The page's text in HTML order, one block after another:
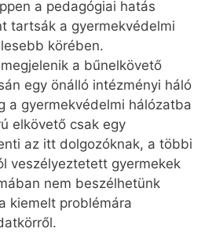
a pedagógiai hatás
tartsák a gyermekvédelmi
körében.
a bűnelkövető
egy önálló intézményi háló
a gyermekvédelmi hálózatba
elkövető csak egy
az itt dolgozóknak, a többi
veszélyeztetett gyermekek
nem beszélhetünk
kiemelt problémára